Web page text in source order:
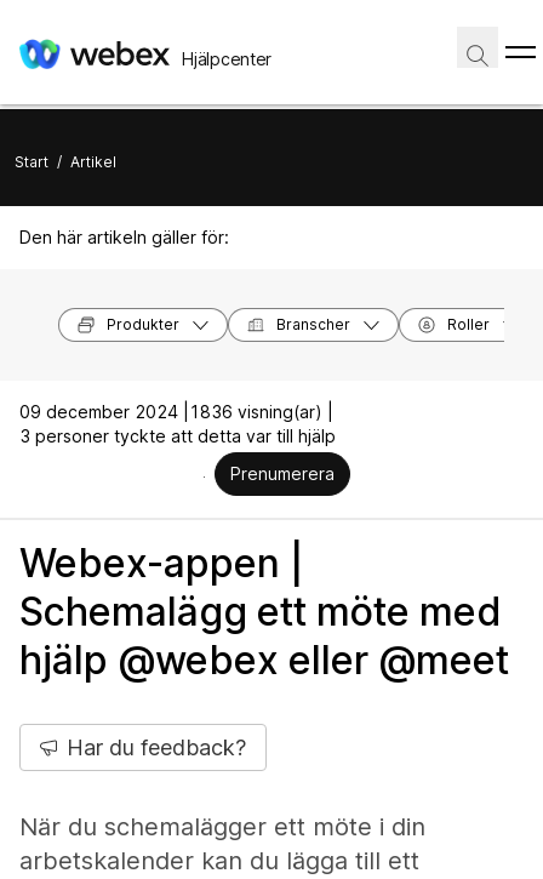
Hjälpcenter
Start / Artikel
Den här artikeln gäller för:
Produkter Branscher Roller
09 december 2024 |
1836 visning(ar) |
3 personer tyckte att detta var till hjälp
Prenumerera
Webex-appen |
Schemalägg ett möte med
hjälp @webex eller @meet
Har du feedback?
När du schemalägger ett möte i din
arbetskalender kan du lägga till ett